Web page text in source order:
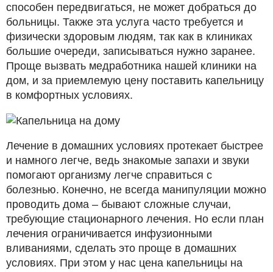
способен передвигаться, не может добраться до
больницы. Также эта услуга часто требуется и
физически здоровым людям, так как в клиниках
большие очереди, записываться нужно заранее.
Проще вызвать медработника нашей клиники на
дом, и за приемлемую цену поставить капельницу
в комфортных условиях.
Лечение в домашних условиях протекает быстрее
и намного легче, ведь знакомые запахи и звуки
помогают организму легче справиться с
болезнью. Конечно, не всегда манипуляции можно
проводить дома – бывают сложные случаи,
требующие стационарного лечения. Но если план
лечения ограничивается инфузионными
вливаниями, сделать это проще в домашних
условиях. При этом у нас цена капельницы на